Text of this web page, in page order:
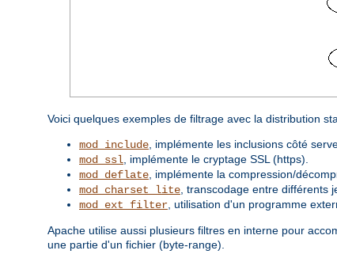
Voici quelques exemples de filtrage avec la distribution
mod_include , implémente les inclusions côté
mod_ssl , implémente le cryptage SSL (https).
mod_deflate , implémente la compression/
mod_charset_lite , transcodage entre différents
mod_ext_filter , utilisation d'un programme
Apache utilise aussi plusieurs filtres en interne pour
une partie d'un fichier (byte-range).